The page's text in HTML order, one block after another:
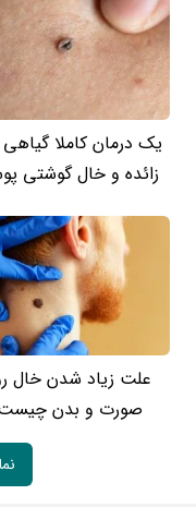
یک درمان کاملا گیاهی
زائده و خال گوشتی
علت زیاد شدن خال
صورت و بدن